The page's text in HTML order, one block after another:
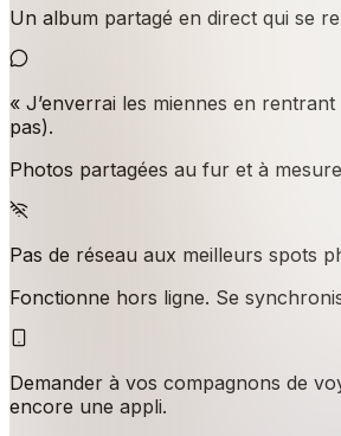
Un album partagé en direct qui se
« J’enverrai les miennes en
pas).
Photos partagées au fur et à
Pas de réseau aux meilleurs spots
Fonctionne hors ligne. Se
Demander à vos compagnons de
encore une appli.